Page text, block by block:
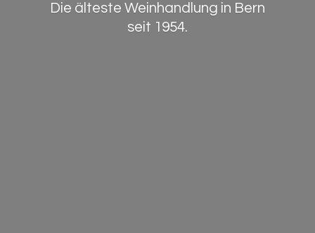
Die älteste Weinhandlung in Bern
seit 1954.